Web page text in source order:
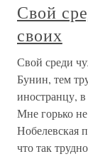
Свой
своих
Свой среди
Бунин, тем
иностранцу,
Мне горько
Нобелевская
что так трудно